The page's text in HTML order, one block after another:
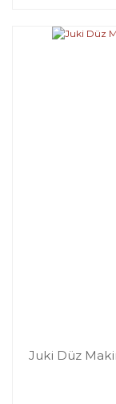
Juki Düz